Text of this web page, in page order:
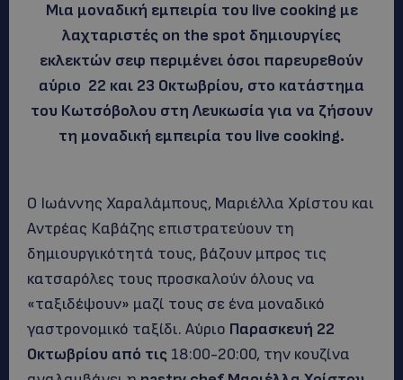
Mια μοναδική εμπειρία του live cooking με
λαχταριστές on the spot δημιουργίες
εκλεκτών σεφ περιμένει όσοι παρευρεθούν
αύριο 22 και 23 Οκτωβρίου, στο κατάστημα
του Κωτσόβολου στη Λευκωσία για να ζήσουν
τη μοναδική εμπειρία του live cooking.
Ο Ιωάννης Χαραλάμπους, Μαριέλλα Χρίστου και
Αντρέας Καβάζης επιστρατεύουν τη
δημιουργικότητά τους, βάζουν μπρος τις
κατσαρόλες τους προσκαλούν όλους να
«ταξιδέψουν» μαζί τους σε ένα μοναδικό
γαστρονομικό ταξίδι. Αύριο Παρασκευή 22
Οκτωβρίου από τις 18:00-20:00, την κουζίνα